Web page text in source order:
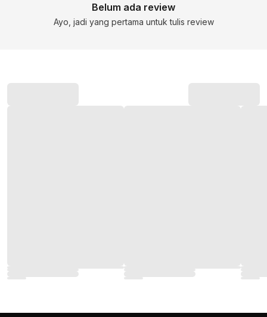
Belum ada review
Ayo, jadi yang pertama untuk tulis review